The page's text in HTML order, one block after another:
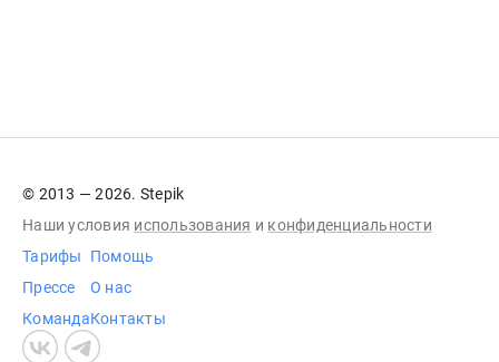
© 2013 — 2026. Stepik
Наши условия использования и конфиденциальности
Тарифы
Прессе
Команда
Помощь
О нас
Контакты